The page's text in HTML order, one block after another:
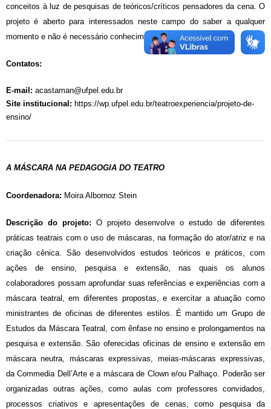
conceitos à luz de pesquisas de teóricos/críticos pensadores da cena. O
projeto é aberto para interessados neste campo do saber a qualquer
momento e não é necessário conhecimento prévio.
Contatos:
E-mail: acastaman@ufpel.edu.br
Site institucional: https://wp.ufpel.edu.br/teatroexperiencia/projeto-de-
ensino/
A MÁSCARA NA PEDAGOGIA DO TEATRO
Coordenadora: Moira Albornoz Stein
Descrição do projeto: O projeto desenvolve o estudo de diferentes
práticas teatrais com o uso de máscaras, na formação do ator/atriz e na
criação cênica. São desenvolvidos estudos teóricos e práticos, com
ações de ensino, pesquisa e extensão, nas quais os alunos
colaboradores possam aprofundar suas referências e experiências com a
máscara teatral, em diferentes propostas, e exercitar a atuação como
ministrantes de oficinas de diferentes estilos. É mantido um Grupo de
Estudos da Máscara Teatral, com ênfase no ensino e prolongamentos na
pesquisa e extensão. São oferecidas oficinas de ensino e extensão em
máscara neutra, máscaras expressivas, meias-máscaras expressivas,
da Commedia Dell’Arte e a máscara de Clown e/ou Palhaço. Poderão ser
organizadas outras ações, como aulas com professores convidados,
processos criativos e apresentações de cenas, como pesquisa da